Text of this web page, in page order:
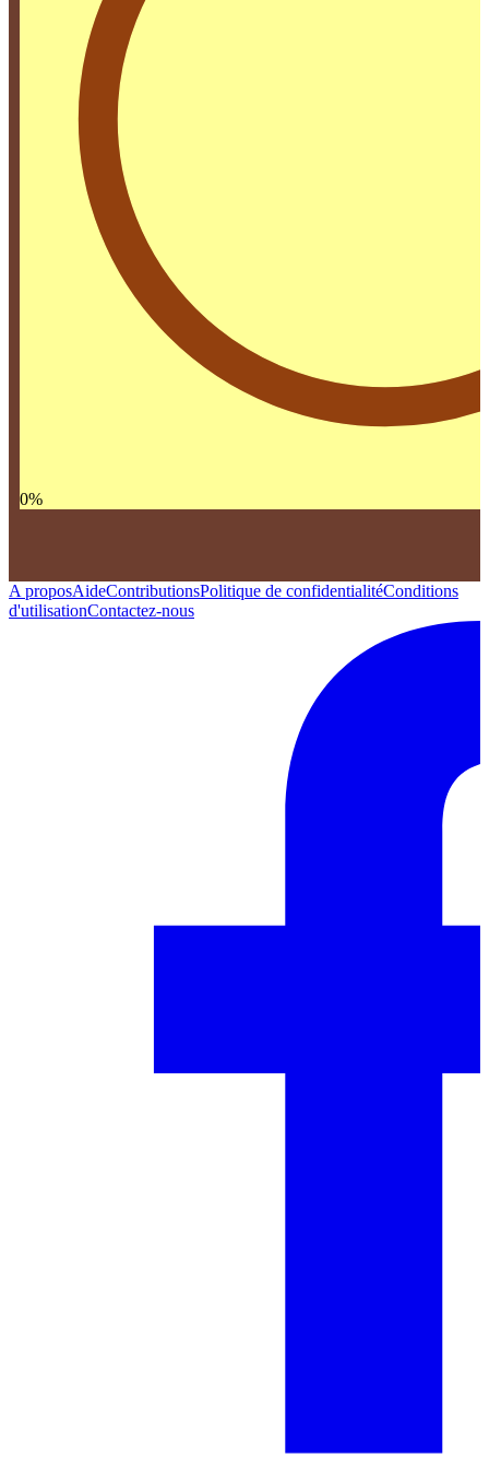
0%
A proposAideContributionsPolitique de confidentialitéConditions
d'utilisationContactez-nous